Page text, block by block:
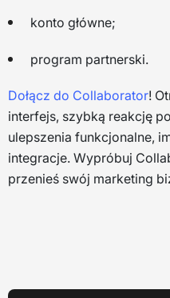
konto główne;
program partnerski.
Dołącz do Collaborator!
interfejs, szybką reakcję
ulepszenia funkcjonalne,
integracje. Wypróbuj
przenieś swój marketing